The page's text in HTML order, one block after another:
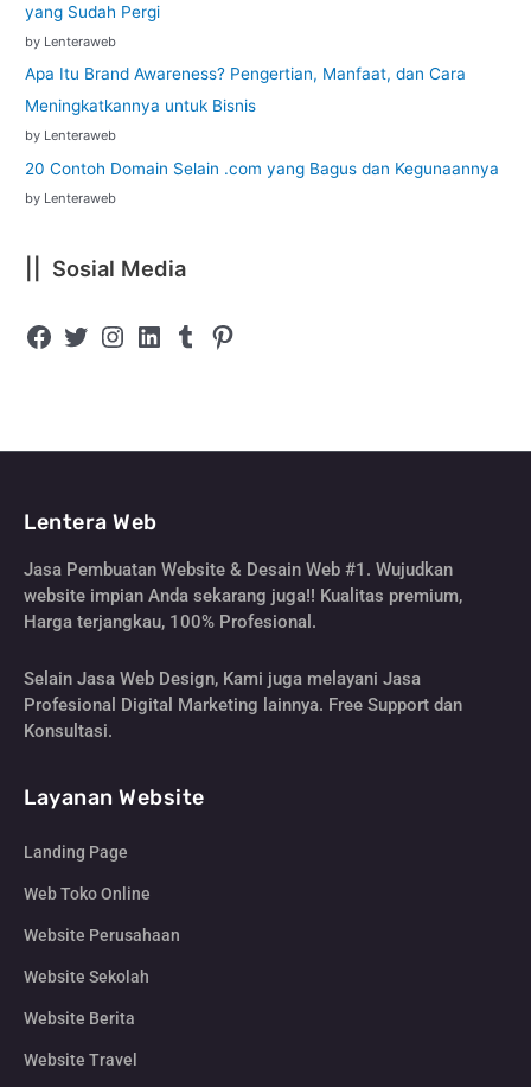
yang Sudah Pergi
by Lenteraweb
Apa Itu Brand Awareness? Pengertian, Manfaat, dan Cara
Meningkatkannya untuk Bisnis
by Lenteraweb
20 Contoh Domain Selain .com yang Bagus dan Kegunaannya
by Lenteraweb
|| Sosial Media
Lentera Web
Jasa Pembuatan Website & Desain Web #1. Wujudkan
website impian Anda sekarang juga!! Kualitas premium,
Harga terjangkau, 100% Profesional.
Selain Jasa Web Design, Kami juga melayani Jasa
Profesional Digital Marketing lainnya. Free Support dan
Konsultasi.
Layanan Website
Landing Page
Web Toko Online
Website Perusahaan
Website Sekolah
Website Berita
Website Travel